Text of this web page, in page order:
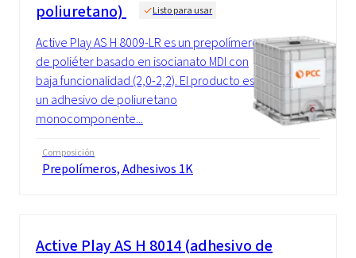
poliuretano)
Listo para usar
Active Play AS H 8009-LR es un prepolímero
de poliéter basado en isocianato MDI con
baja funcionalidad (2,0-2,2). El producto es
un adhesivo de poliuretano
monocomponente...
Composición
Prepolímeros, Adhesivos 1K
Active Play AS H 8014 (adhesivo de